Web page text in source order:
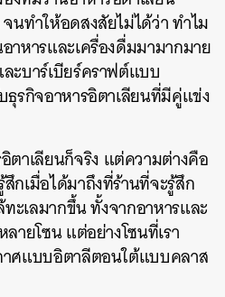
นทำให้อดสงสัยไม่ได้ว่า ทำไม
าหารและเครื่องดื่มมามากมาย
ะบาร์เบียร์คราฟต์แบบ
รกิจอาหารอิตาเลียนที่มีคู่แข่ง
ตาเลียนก็จริง แต่ความต่างคือ
เมื่อได้มาถึงที่ร้านที่จะรู้สึก
ะเลมากขึ้น ทั้งจากอาหารและ
ายโซน แต่อย่างโซนที่เรา
ศแบบอิตาลีตอนใต้แบบคลาส